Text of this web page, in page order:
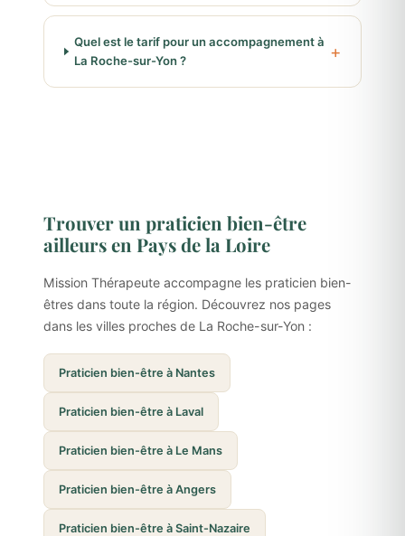
Quel est le tarif pour un accompagnement à
La Roche-sur-Yon ?
Trouver un praticien bien-être
ailleurs en Pays de la Loire
Mission Thérapeute accompagne les praticien bien-
êtres dans toute la région. Découvrez nos pages
dans les villes proches de La Roche-sur-Yon :
Praticien bien-être à Nantes
Praticien bien-être à Laval
Praticien bien-être à Le Mans
Praticien bien-être à Angers
Praticien bien-être à Saint-Nazaire